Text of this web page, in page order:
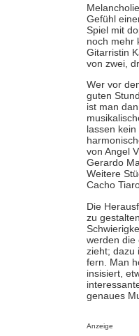
Gefühl
Spiel mit
noch mehr
Gitarristin
von zwei,
Wer vor
guten
ist man
lassen
von Angel
Gerardo
Weitere
Cacho
Die
zu
werden die
zieht; dazu
fern. Man
insisiert,
genaues
Anzeige